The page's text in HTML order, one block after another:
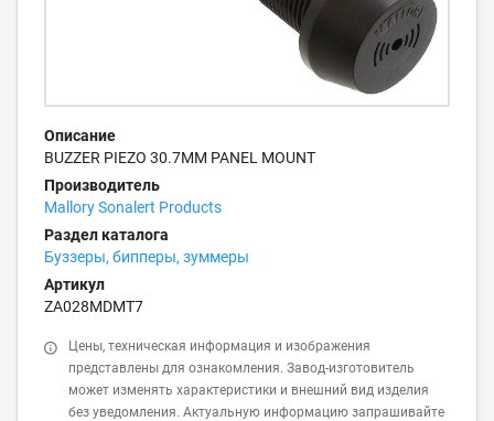
Описание
BUZZER PIEZO 30.7MM PANEL MOUNT
Производитель
Mallory Sonalert Products
Раздел каталога
Буззеры, бипперы, зуммеры
Артикул
ZA028MDMT7
Цены, техническая информация и изображения
представлены для ознакомления. Завод-изготовитель
может изменять характеристики и внешний вид изделия
без уведомления. Актуальную информацию запрашивайте